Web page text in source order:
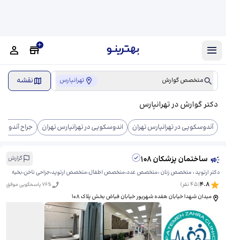
متخصص گوارش تهرانپارس نقشه
دکتر گوارش در تهرانپارس
آندوسکوپی در تهرانپارس تهران اندوسکوپی در تهرانپارس تهران جراح
ساختمان پزشکان 108
گزارش
دکتر ارتوپد ، متخصص زنان ،متخصص غدد،متخصص اطفال،متخصص ارتوپد،جراحی ناخن،بخیه
4.8
(
45نفر) 76% پاسخگویی موفق
میدان شهدا خیابان هفده شهریور خیابان فیاض بخش پلاک 108